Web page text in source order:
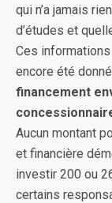
qui n’a jamais
d’études et
Ces
encore été
financement
Aucun montant
et financière
investir 200 ou
certains